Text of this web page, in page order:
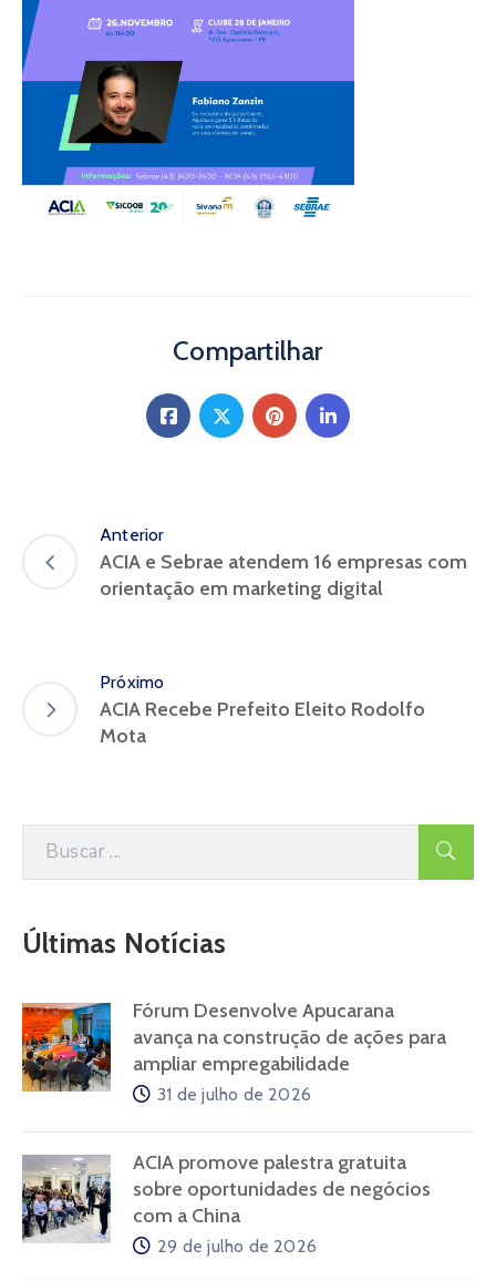
Compartilhar
Anterior
ACIA e Sebrae atendem 16 empresas com
orientação em marketing digital
Próximo
ACIA Recebe Prefeito Eleito Rodolfo
Mota
Últimas Notícias
Fórum Desenvolve Apucarana
avança na construção de ações para
ampliar empregabilidade
31 de julho de 2026
ACIA promove palestra gratuita
sobre oportunidades de negócios
com a China
29 de julho de 2026